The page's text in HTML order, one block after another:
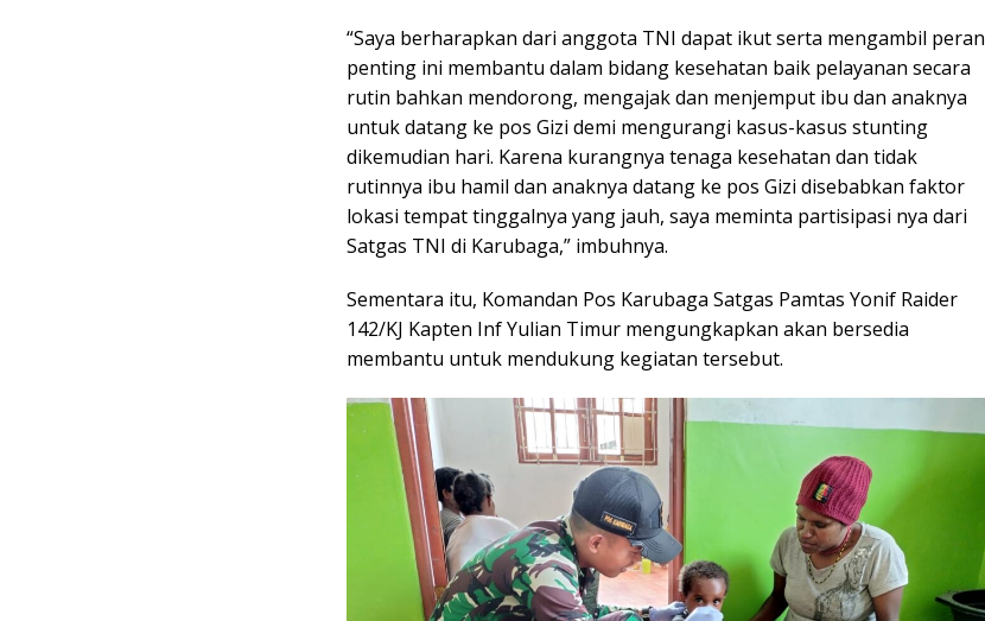
“Saya berharapkan dari anggota TNI dapat ikut serta mengambil peran
penting ini membantu dalam bidang kesehatan baik pelayanan secara
rutin bahkan mendorong, mengajak dan menjemput ibu dan anaknya
untuk datang ke pos Gizi demi mengurangi kasus-kasus stunting
dikemudian hari. Karena kurangnya tenaga kesehatan dan tidak
rutinnya ibu hamil dan anaknya datang ke pos Gizi disebabkan faktor
lokasi tempat tinggalnya yang jauh, saya meminta partisipasi nya dari
Satgas TNI di Karubaga,” imbuhnya.
Sementara itu, Komandan Pos Karubaga Satgas Pamtas Yonif Raider
142/KJ Kapten Inf Yulian Timur mengungkapkan akan bersedia
membantu untuk mendukung kegiatan tersebut.